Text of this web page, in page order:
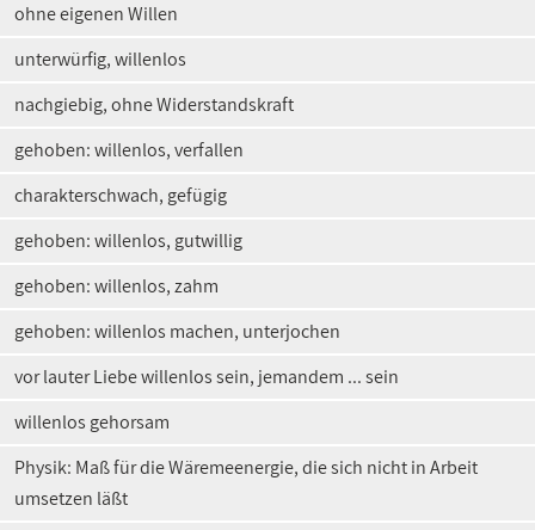
ohne eigenen Willen
unterwürfig, willenlos
nachgiebig, ohne Widerstandskraft
gehoben: willenlos, verfallen
charakterschwach, gefügig
gehoben: willenlos, gutwillig
gehoben: willenlos, zahm
gehoben: willenlos machen, unterjochen
vor lauter Liebe willenlos sein, jemandem ... sein
willenlos gehorsam
Physik: Maß für die Wäremeenergie, die sich nicht in Arbeit
umsetzen läßt